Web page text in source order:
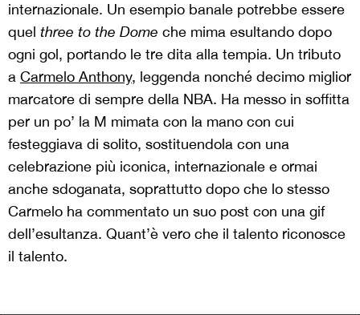
internazionale. Un esempio banale potrebbe essere
quel three to the Dome che mima esultando dopo
ogni gol, portando le tre dita alla tempia. Un tributo
a Carmelo Anthony, leggenda nonché decimo miglior
marcatore di sempre della NBA. Ha messo in soffitta
per un po’ la M mimata con la mano con cui
festeggiava di solito, sostituendola con una
celebrazione più iconica, internazionale e ormai
anche sdoganata, soprattutto dopo che lo stesso
Carmelo ha commentato un suo post con una gif
dell’esultanza. Quant’è vero che il talento riconosce
il talento.